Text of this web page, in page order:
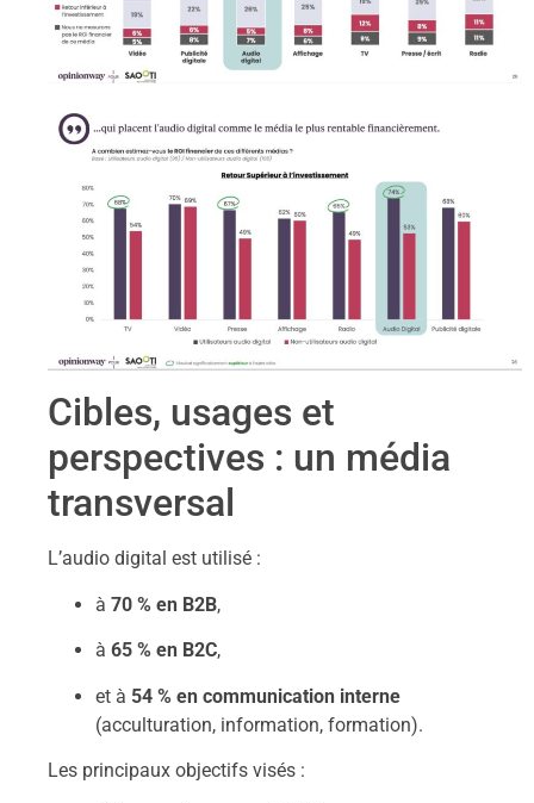
Cibles, usages et
perspectives : un média
transversal
L’audio digital est utilisé :
à 70 % en B2B,
à 65 % en B2C,
et à 54 % en communication interne
(acculturation, information, formation).
Les principaux objectifs visés :